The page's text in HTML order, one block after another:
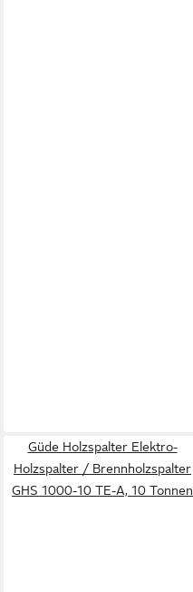
Güde Holzspalter Elektro-
Holzspalter / Brennholzspalter
GHS 1000-10 TE-A, 10 Tonnen